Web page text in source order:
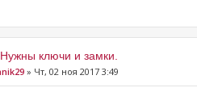
ключи и замки.
» Чт, 02 ноя 2017 3:49